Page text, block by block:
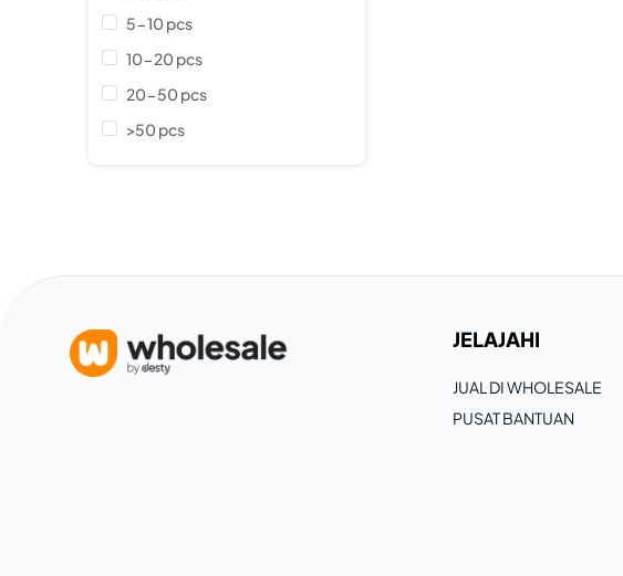
5-10 pcs
10-20 pcs
20-50 pcs
>50 pcs
JELAJAHI
JUAL DI WHOLESALE
PUSAT BANTUAN